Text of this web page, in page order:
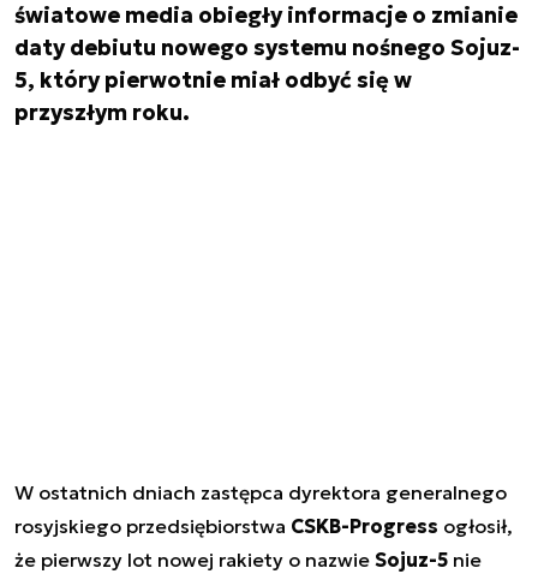
światowe media obiegły informacje o zmianie
daty debiutu nowego systemu nośnego Sojuz-
5, który pierwotnie miał odbyć się w
przyszłym roku.
W ostatnich dniach zastępca dyrektora generalnego
rosyjskiego przedsiębiorstwa CSKB-Progress ogłosił,
że pierwszy lot nowej rakiety o nazwie Sojuz-5 nie